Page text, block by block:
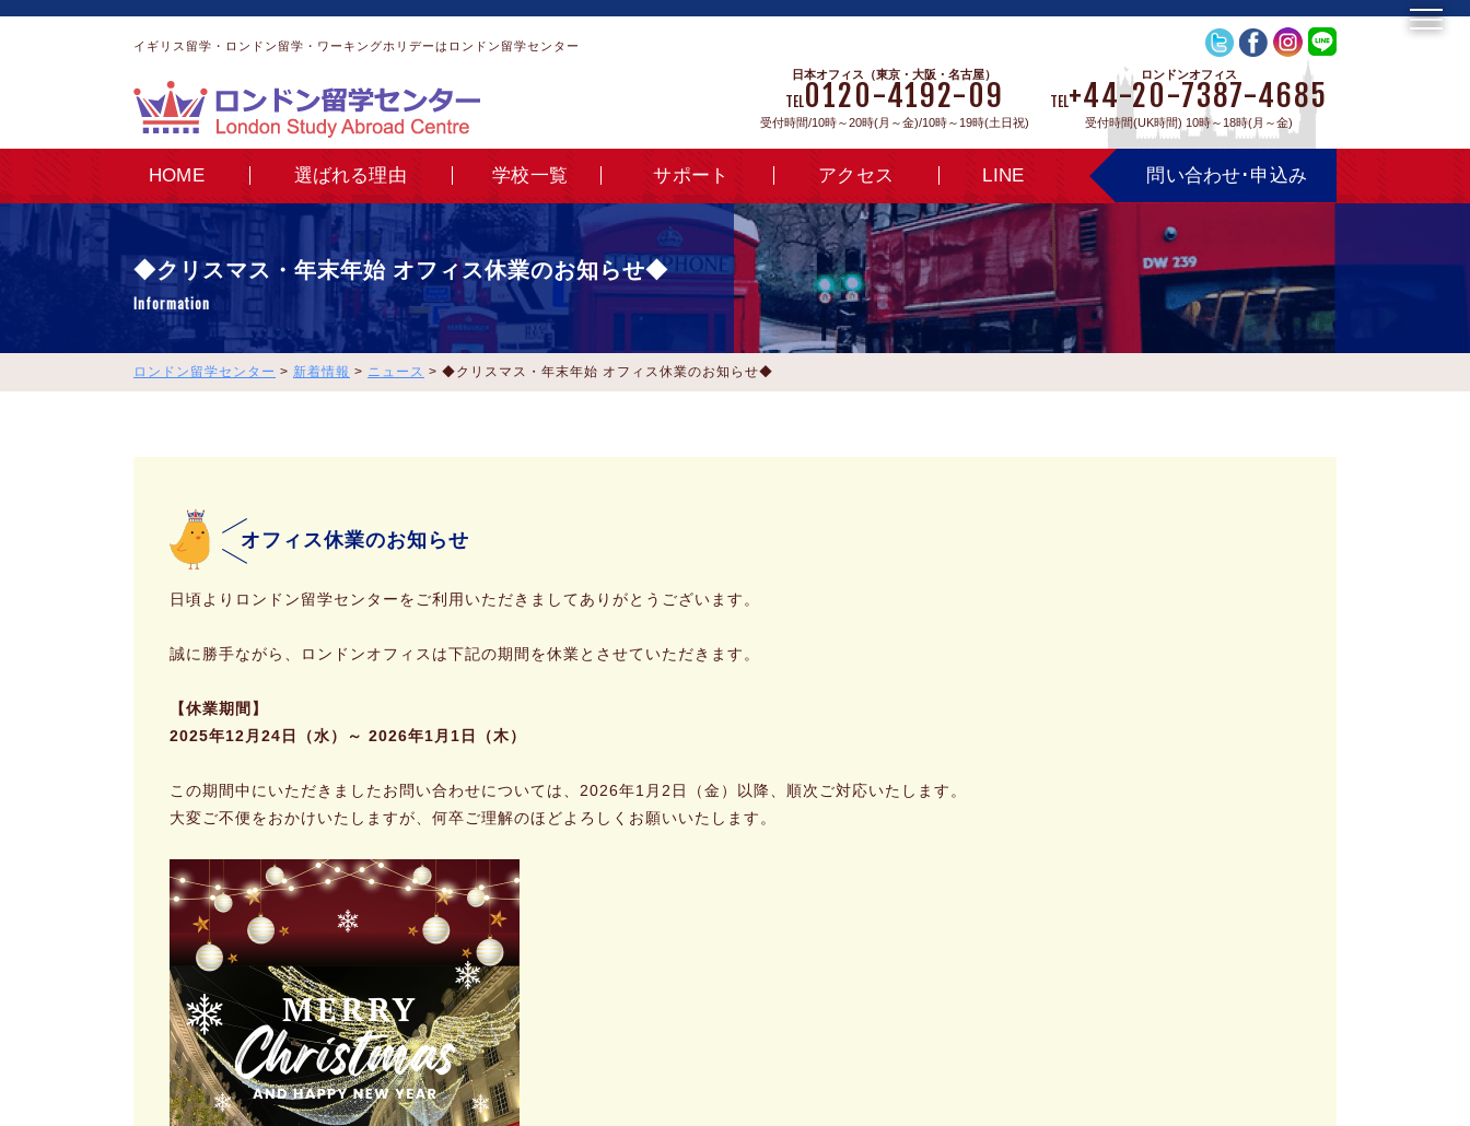
イギリス留学・ロンドン留学・ワーキングホリデーはロンドン留学センター
日本オフィス（東京・大阪・名古屋）
TEL0120-4192-09
受付時間/10時～20時(月～金)/10時～19時(土日祝)
ロンドンオフィス
TEL+44-20-7387-4685
受付時間(UK時間) 10時～18時(月～金)
HOME 選ばれる理由 学校一覧 サポート アクセス LINE 問い合わせ･申込み
◆クリスマス・年末年始 オフィス休業のお知らせ◆
Information
ロンドン留学センター > 新着情報 > ニュース > ◆クリスマス・年末年始 オフィス休業のお知らせ◆
オフィス休業のお知らせ
日頃よりロンドン留学センターをご利用いただきましてありがとうございます。
誠に勝手ながら、ロンドンオフィスは下記の期間を休業とさせていただきます。
【休業期間】
2025年12月24日（水）～ 2026年1月1日（木）
この期間中にいただきましたお問い合わせについては、2026年1月2日（金）以降、順次ご対応いたします。
大変ご不便をおかけいたしますが、何卒ご理解のほどよろしくお願いいたします。